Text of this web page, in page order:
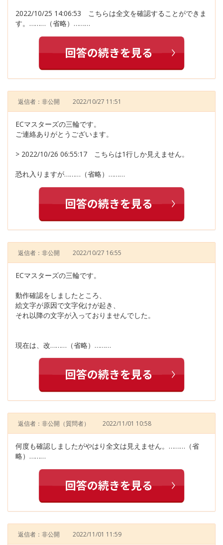
2022/10/25 14:06:53 こちらは全文を確認することができま
す。………（省略）………
返信者：非公開 2022/10/27 11:51
ECマスターズの三輪です。
ご連絡ありがとうございます。
> 2022/10/26 06:55:17 こちらは1行しか見えません。
恐れ入りますが………（省略）………
返信者：非公開 2022/10/27 16:55
ECマスターズの三輪です。
動作確認をしましたところ、
絵文字が原因で文字化けが起き、
それ以降の文字が入っておりませんでした。
現在は、改………（省略）………
返信者：非公開 （質問者） 2022/11/01 10:58
何度も確認しましたがやはり全文は見えません。………（省
略）………
返信者：非公開 2022/11/01 11:59